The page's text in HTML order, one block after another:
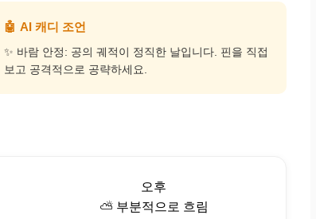
🤖 AI 캐디 조언
✨ 바람 안정: 공의 궤적이 정직한 날입니다. 핀을 직접
보고 공격적으로 공략하세요.
오후
⛅ 부분적으로 흐림